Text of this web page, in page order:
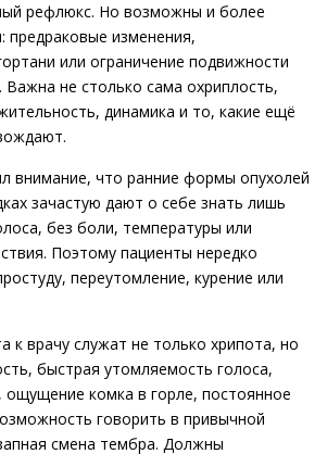
рефлюкс. Но возможны и более
предраковые изменения,
или ограничение подвижности
Важна не столько сама охриплость,
динамика и то, какие ещё
внимание, что ранние формы опухолей
зачастую дают о себе знать лишь
без боли, температуры или
Поэтому пациенты нередко
переутомление, курение или
к врачу служат не только хрипота, но
быстрая утомляемость голоса,
ощущение комка в горле, постоянное
говорить в привычной
смена тембра. Должны